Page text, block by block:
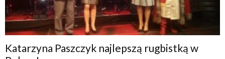
Katarzyna Paszczyk najlepszą rugbistką w